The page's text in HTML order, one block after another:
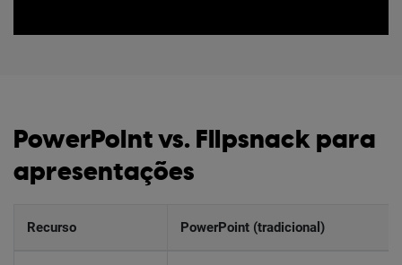
PowerPoint vs. Flipsnack para
apresentações
Recurso PowerPoint (tradicional)